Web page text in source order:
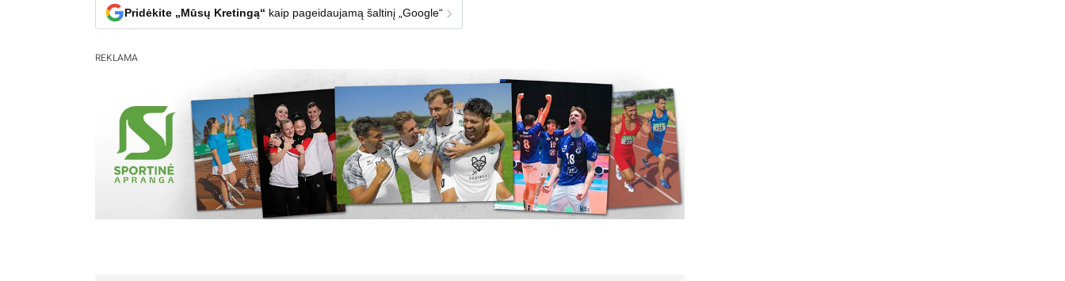
Pridėkite „Mūsų Kretingą“ kaip pageidaujamą šaltinį „Google“ ›
REKLAMA